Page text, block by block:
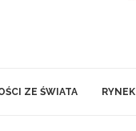
ZE ŚWIATA RYNEK